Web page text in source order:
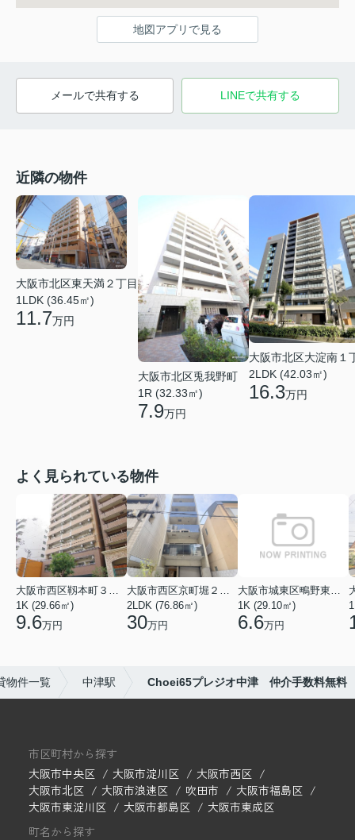
地図アプリで見る
メールで共有する LINEで共有する
近隣の物件
大阪市北区東天満２丁目
1LDK (36.45㎡)
11.7万円
大阪市北区兎我野町
1R (32.33㎡)
7.9万円
大阪市北区大淀南１
2LDK (42.03㎡)
16.3万円
よく見られている物件
1K (29.66㎡)
9.6万円
2LDK (76.86㎡)
30万円
1K (29.10㎡)
6.6万円
物件一覧 中津駅 Choei65プレジオ中津 仲介手数料無料
市区町村から探す
大阪市中央区
大阪市淀川区
大阪市西区
大阪市北区
大阪市浪速区 吹田市
大阪市福島区
大阪市東淀川区
大阪市都島区
大阪市東成区
町名から探す